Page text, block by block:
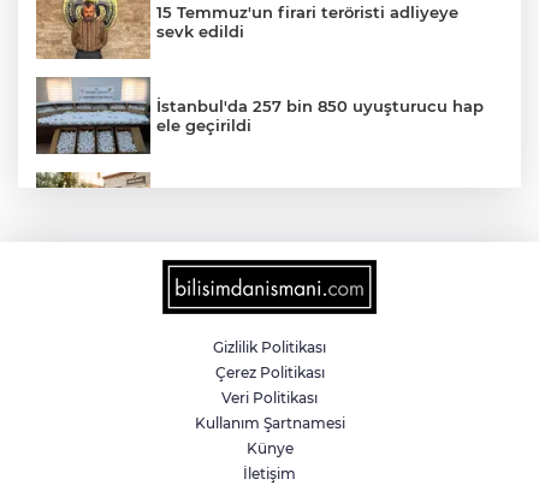
15 Temmuz'un firari teröristi adliyeye
sevk edildi
İstanbul'da 257 bin 850 uyuşturucu hap
ele geçirildi
Türkiye internete bağlandı! Her 10
kişiden 9'u çevrim içi
Edirne Keşan'da internet üzerinden
'emniyet kemeri' dolandırıcılığı
Karacabey'de 38 bin 850 dekar arazi
Gizlilik Politikası
Çerez Politikası
Veri Politikası
Kullanım Şartnamesi
Künye
İletişim